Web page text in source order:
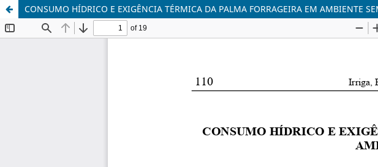
CONSUMO HÍDRICO E EXIGÊNCIA TÉRMICA DA PALMA FORRAGEIRA EM AMBIENTE